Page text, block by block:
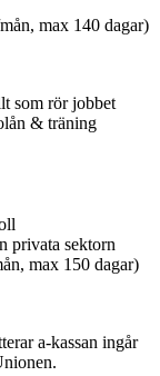
som rör jobbet
& träning
a-kassan ingår